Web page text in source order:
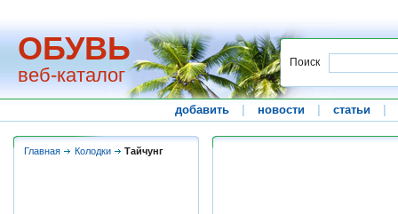
ОБУВЬ
веб-каталог
Поиск
добавить новости статьи
Главная Колодки Тайчунг